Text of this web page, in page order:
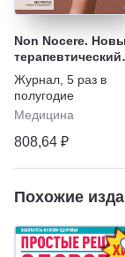
Non Nocere.
терапевтический
журнал
Журнал 5 раз в
полугодие
Медицина
808,64 ₽
Похожие